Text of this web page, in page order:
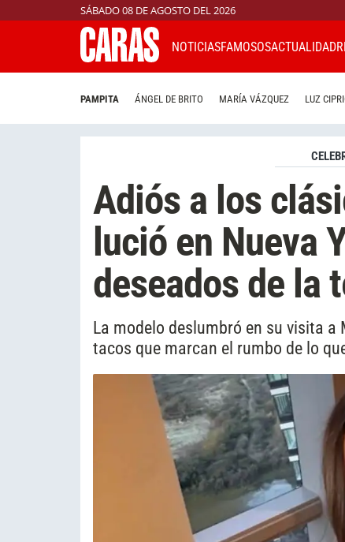
SÁBADO 08 DE AGOSTO DEL 2026
NOTICIASFAMOSOSACTUALIDAD
PAMPITA ÁNGEL DE BRITO MARÍA VÁZQUEZ LUZ
Adiós a los
lució en Nueva
deseados de la
La modelo deslumbró en su visita
tacos que marcan el rumbo de lo